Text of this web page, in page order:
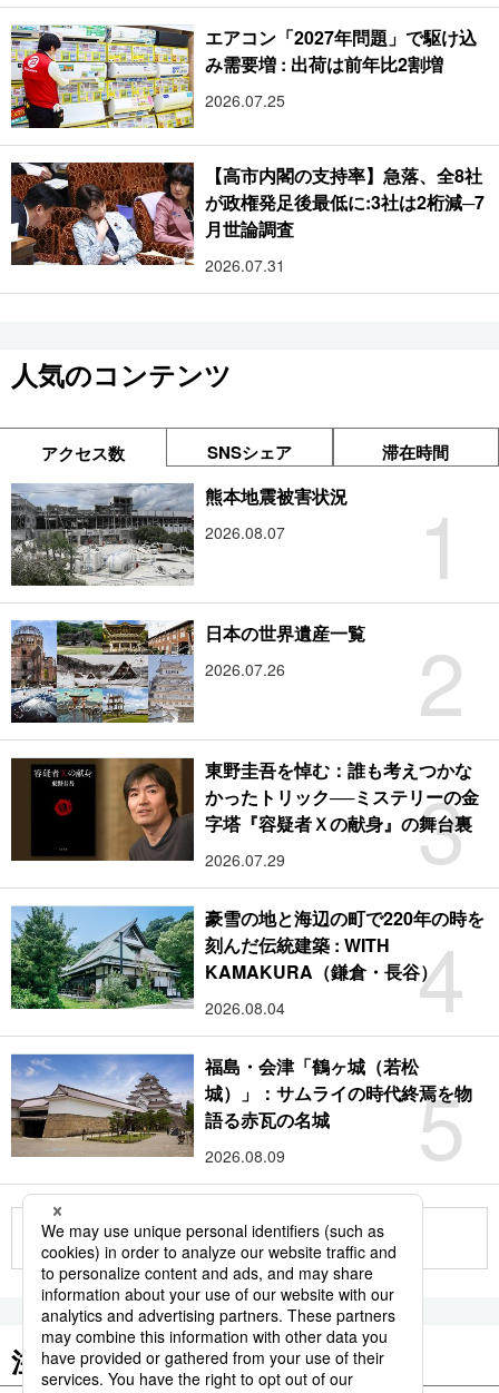
エアコン「2027年問題」で駆け込
み需要増 : 出荷は前年比2割増
2026.07.25
【高市内閣の支持率】急落、全8社
が政権発足後最低に:3社は2桁減─7
月世論調査
2026.07.31
人気のコンテンツ
アクセス数 SNSシェア 滞在時間
1
熊本地震被害状況
2026.08.07
2
日本の世界遺産一覧
2026.07.26
3
東野圭吾を悼む：誰も考えつかな
かったトリック──ミステリーの金
字塔『容疑者Ｘの献身』の舞台裏
2026.07.29
4
豪雪の地と海辺の町で220年の時を
刻んだ伝統建築 : WITH
KAMAKURA（鎌倉・長谷）
2026.08.04
5
福島・会津「鶴ヶ城（若松
城）」：サムライの時代終焉を物
語る赤瓦の名城
2026.08.09
もっと見る
注目のキーワード